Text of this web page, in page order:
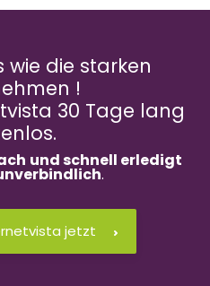
wie die starken
!
30 Tage lang
und schnell erledigt
.
jetzt